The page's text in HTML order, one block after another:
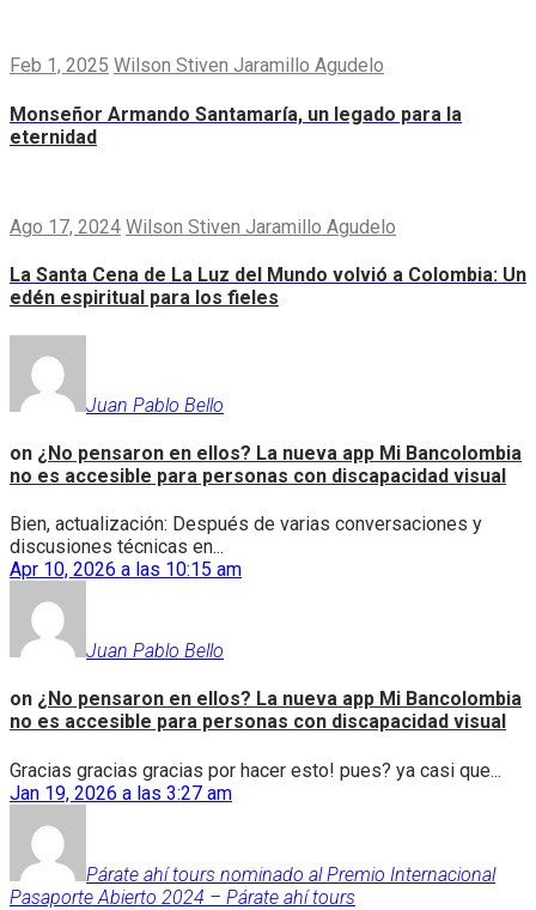
Feb 1, 2025 Wilson Stiven Jaramillo Agudelo
Monseñor Armando Santamaría, un legado para la
eternidad
Ago 17, 2024 Wilson Stiven Jaramillo Agudelo
La Santa Cena de La Luz del Mundo volvió a Colombia: Un
edén espiritual para los fieles
Juan Pablo Bello
on ¿No pensaron en ellos? La nueva app Mi Bancolombia
no es accesible para personas con discapacidad visual
Bien, actualización: Después de varias conversaciones y
discusiones técnicas en...
Apr 10, 2026 a las 10:15 am
Juan Pablo Bello
on ¿No pensaron en ellos? La nueva app Mi Bancolombia
no es accesible para personas con discapacidad visual
Gracias gracias gracias por hacer esto! pues? ya casi que...
Jan 19, 2026 a las 3:27 am
Párate ahí tours nominado al Premio Internacional
Pasaporte Abierto 2024 – Párate ahí tours